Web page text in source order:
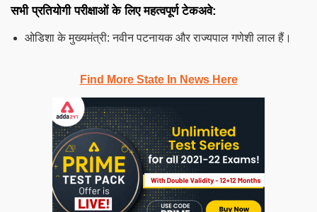
सभी प्रतियोगी परीक्षाओं के लिए महत्वपूर्ण टेकअवे:
ओडिशा के मुख्यमंत्री: नवीन पटनायक और राज्यपाल गणेशी लाल हैं।
Find More State In News Here